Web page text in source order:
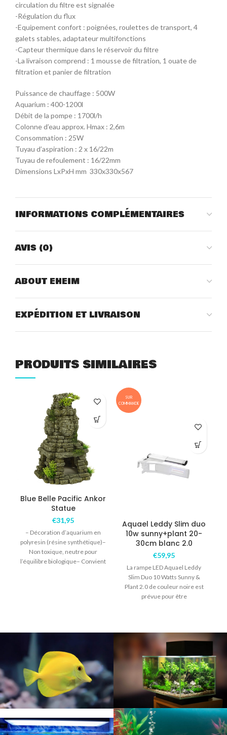
circulation du filtre est signalée
-Régulation du flux
-Equipement confort : poignées, roulettes de transport, 4
galets stables, adaptateur multifonctions
-Capteur thermique dans le réservoir du filtre
-La livraison comprend : 1 mousse de filtration, 1 ouate de
filtration et panier de filtration
Puissance de chauffage : 500W
Aquarium : 400-1200l
Débit de la pompe : 1700l/h
Colonne d’eau approx. Hmax : 2,6m
Consommation : 25W
Tuyau d’aspiration : 2 x 16/22m
Tuyau de refoulement : 16/22mm
Dimensions LxPxH mm 330x330x567
INFORMATIONS COMPLÉMENTAIRES
AVIS (0)
ABOUT EHEIM
EXPÉDITION ET LIVRAISON
PRODUITS SIMILAIRES
Blue Belle Pacific Ankor
Statue
€31,95
– Décoration d’aquarium en
polyresin (résine synthétique)–
Non toxique, neutre pour
l’équilibre biologique– Convient
SUR
COMMANDE
Aquael Leddy Slim duo
10w sunny+plant 20-
30cm blanc 2.0
€59,95
La rampe LED Aquael Leddy
Slim Duo 10 Watts Sunny &
Plant 2.0 de couleur noire est
prévue pour être